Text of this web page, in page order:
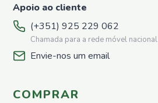
Apoio ao cliente
(+351) 925 229 062
Chamada para a rede móvel nacional
Envie-nos um email
COMPRAR